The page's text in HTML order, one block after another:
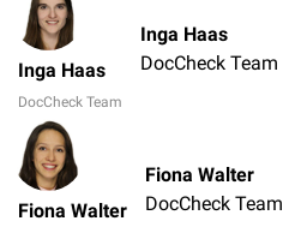
Inga Haas
DocCheck Team
Inga Haas
DocCheck Team
Fiona Walter
Fiona Walter
DocCheck Team